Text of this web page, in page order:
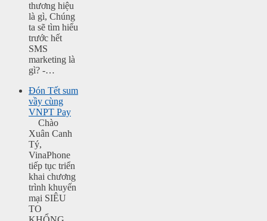
thương hiệu
là gì, Chúng
ta sẽ tìm hiểu
trước hết
SMS
marketing là
gì? -…
Đón Tết sum
vầy cùng
VNPT Pay
Chào
Xuân Canh
Tý,
VinaPhone
tiếp tục triển
khai chương
trình khuyến
mại SIÊU
TO